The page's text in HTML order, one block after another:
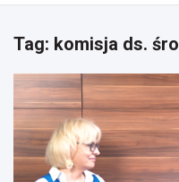
Tag: komisja ds.